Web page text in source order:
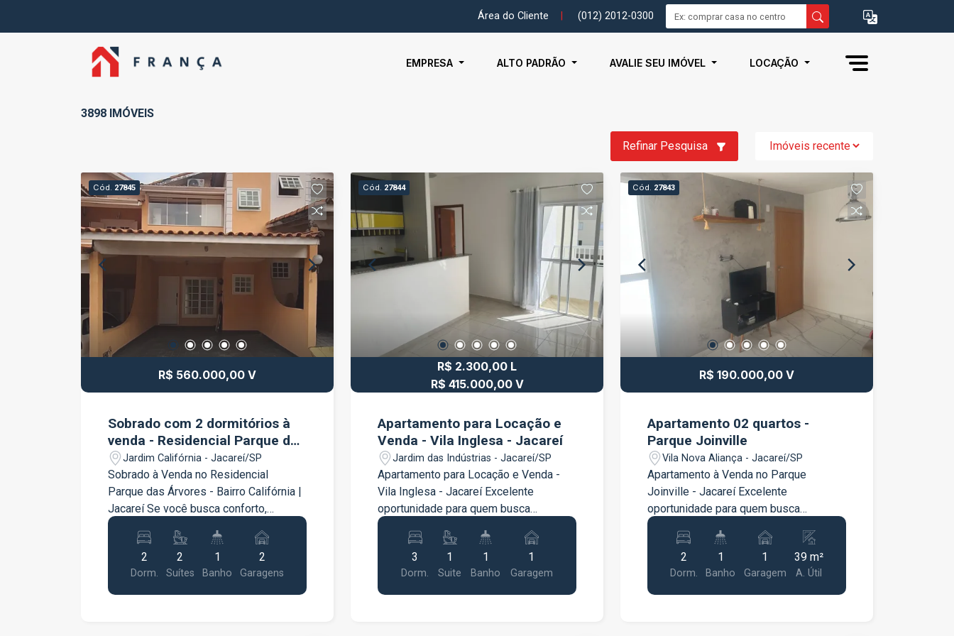
Área do Cliente (012) 2012-0300
EMPRESA ALTO PADRÃO AVALIE SEU IMÓVEL LOCAÇÃO
3898 IMÓVEIS
Refinar Pesquisa
Cód. 27845
R$ 560.000,00 V
Sobrado com 2 dormitórios à
venda - Residencial Parque das
Árvores
Jardim Califórnia - Jacareí/SP
Sobrado à Venda no Residencial
Parque das Árvores - Bairro Califórnia |
Jacareí Se você busca conforto,
privacidade e qualidade de vida em um
condomínio tranquilo e bem localizado,
este lindo sobrado é a oportunidade
ideal! Com um projeto funcional e
ambientes amplos, o imóvel oferece
2
Dorm.
2
Suítes
1
Banho
2
Garagens
Cód. 27844
R$ 2.300,00 L
R$ 415.000,00 V
Apartamento para Locação e
Venda - Vila Inglesa - Jacareí
Jardim das Indústrias - Jacareí/SP
Apartamento para Locação e Venda -
Vila Inglesa - Jacareí Excelente
oportunidade para quem busca
conforto, praticidade e uma excelente
localização. O apartamento conta com 3
dormitórios, sendo 1 suíte com móveis
planejados, proporcionando mais
organização e funcionalidade. A sala é
3
Dorm.
1
Suite
1
Banho
1
Garagem
Cód. 27843
R$ 190.000,00 V
Apartamento 02 quartos -
Parque Joinville
Vila Nova Aliança - Jacareí/SP
Apartamento à Venda no Parque
Joinville - Jacareí Excelente
oportunidade para quem busca
conforto, praticidade e um ótimo custo-
benefício! Este apartamento é ideal
para morar ou investir, oferecendo
ambientes bem distribuídos e
localização privilegiada, com fácil
2
Dorm.
1
Banho
1
Garagem
39 m²
A. Útil